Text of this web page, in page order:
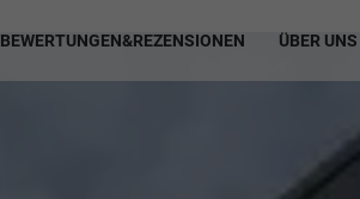
BEWERTUNGEN&REZENSIONEN ÜBER UNS